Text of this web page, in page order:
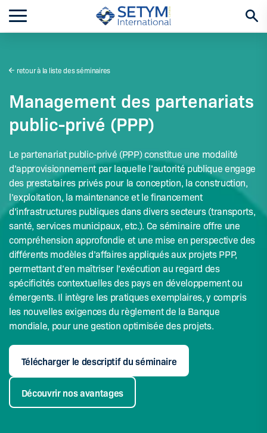
retour à la liste des séminaires
Management des partenariats
public-privé (PPP)
Le partenariat public-privé (PPP) constitue une modalité
d’approvisionnement par laquelle l’autorité publique engage
des prestataires privés pour la conception, la construction,
l’exploitation, la maintenance et le financement
d’infrastructures publiques dans divers secteurs (transports,
santé, services municipaux, etc.). Ce séminaire offre une
compréhension approfondie et une mise en perspective des
différents modèles d’affaires appliqués aux projets PPP,
permettant d’en maîtriser l’exécution au regard des
spécificités contextuelles des pays en développement ou
émergents. Il intègre les pratiques exemplaires, y compris
les nouvelles exigences du règlement de la Banque
mondiale, pour une gestion optimisée des projets.
Télécharger le descriptif du séminaire
Découvrir nos avantages